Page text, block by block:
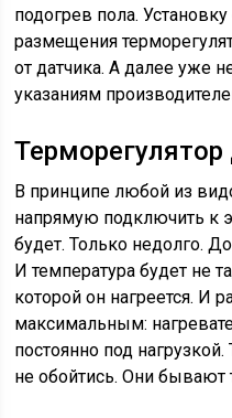
подогрев пола.
размещения
от датчика. А далее уже
указаниям
В принципе любой из
напрямую подключить к
будет. Только недолго.
И температура будет не
которой он нагреется. И
максимальным:
постоянно под
не обойтись. Они бывают